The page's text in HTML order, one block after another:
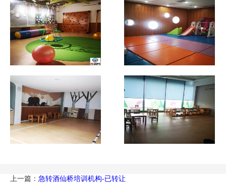
上一篇： 急转酒仙桥培训机构-已转让